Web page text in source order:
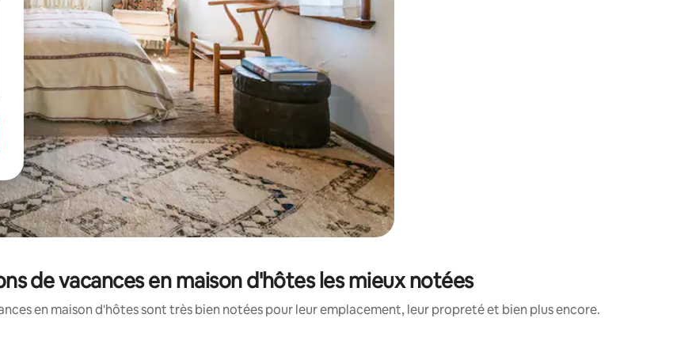
de vacances en maison d'hôtes les mieux notées
en maison d'hôtes sont très bien notées pour leur emplacement, leur propreté et bien plus encore.